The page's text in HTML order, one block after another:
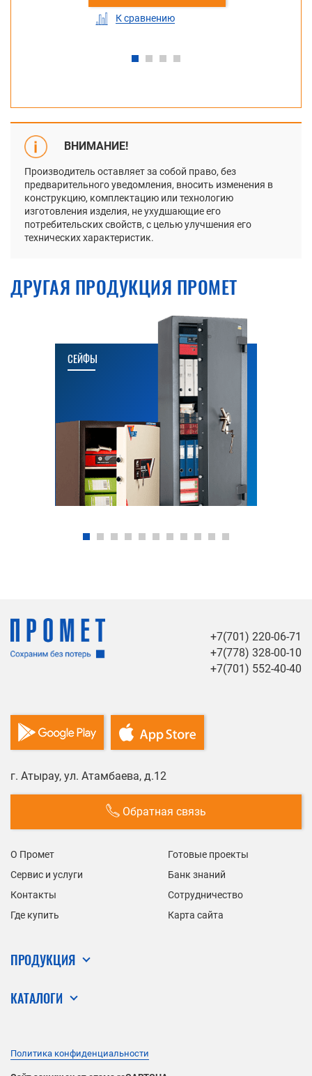
К сравнению
ВНИМАНИЕ!
Производитель оставляет за собой право, без
предварительного уведомления, вносить изменения в
конструкцию, комплектацию или технологию
изготовления изделия, не ухудшающие его
потребительских свойств, с целью улучшения его
технических характеристик.
ДРУГАЯ ПРОДУКЦИЯ ПРОМЕТ
СЕЙФЫ
+7(701) 220-06-71
+7(778) 328-00-10
+7(701) 552-40-40
г. Атырау, ул. Атамбаева, д.12
Обратная связь
О Промет
Готовые проекты
Сервис и услуги
Банк знаний
Контакты
Сотрудничество
Где купить
Карта сайта
ПРОДУКЦИЯ
КАТАЛОГИ
Политика конфиденциальности